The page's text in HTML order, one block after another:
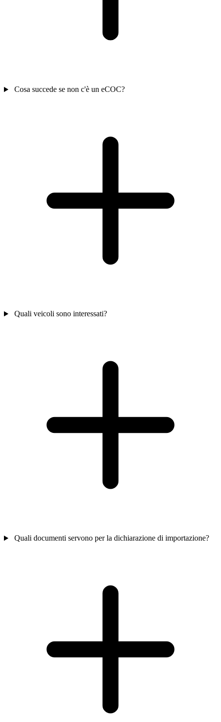
Cosa succede se non c'è un eCOC?
Quali veicoli sono interessati?
Quali documenti servono per la dichiarazione di importazione?